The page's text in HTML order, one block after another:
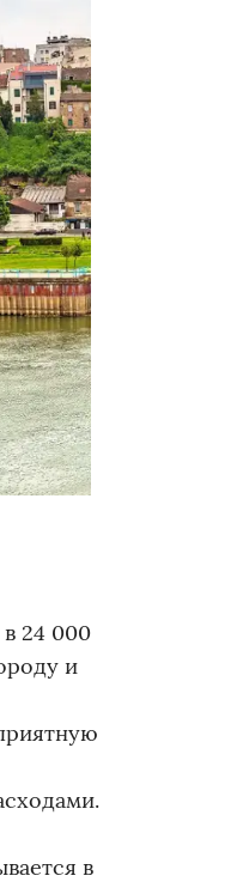
24 000
и
в